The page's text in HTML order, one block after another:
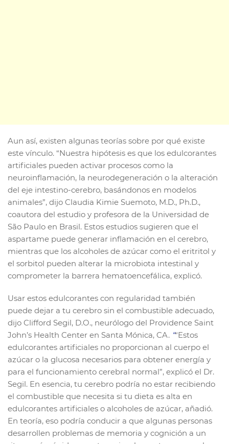
Aun así, existen algunas teorías sobre por qué existe
este vínculo. “Nuestra hipótesis es que los edulcorantes
artificiales pueden activar procesos como la
neuroinflamación, la neurodegeneración o la alteración
del eje intestino-cerebro, basándonos en modelos
animales”, dijo Claudia Kimie Suemoto, M.D., Ph.D.,
coautora del estudio y profesora de la Universidad de
São Paulo en Brasil. Estos estudios sugieren que el
aspartame puede generar inflamación en el cerebro,
mientras que los alcoholes de azúcar como el eritritol y
el sorbitol pueden alterar la microbiota intestinal y
comprometer la barrera hematoencefálica, explicó.
Usar estos edulcorantes con regularidad también
puede dejar a tu cerebro sin el combustible adecuado,
dijo Clifford Segil, D.O., neurólogo del Providence Saint
John’s Health Center en Santa Mónica, CA. ““Estos
edulcorantes artificiales no proporcionan al cuerpo el
azúcar o la glucosa necesarios para obtener energía y
para el funcionamiento cerebral normal”, explicó el Dr.
Segil. En esencia, tu cerebro podría no estar recibiendo
el combustible que necesita si tu dieta es alta en
edulcorantes artificiales o alcoholes de azúcar, añadió.
En teoría, eso podría conducir a que algunas personas
desarrollen problemas de memoria y cognición a un